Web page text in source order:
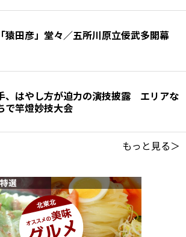
猿田彦」堂々／五所川原立佞武多開幕
、はやし方が迫力の演技披露 エリアな
で竿燈妙技大会
もっと見る＞